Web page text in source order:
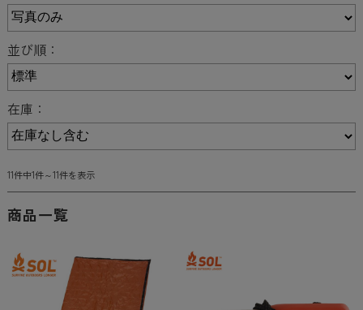
並び順：
在庫：
11件中1件～11件を表示
商品一覧